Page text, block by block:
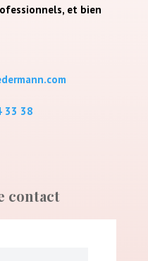
et bien
33 38
contact